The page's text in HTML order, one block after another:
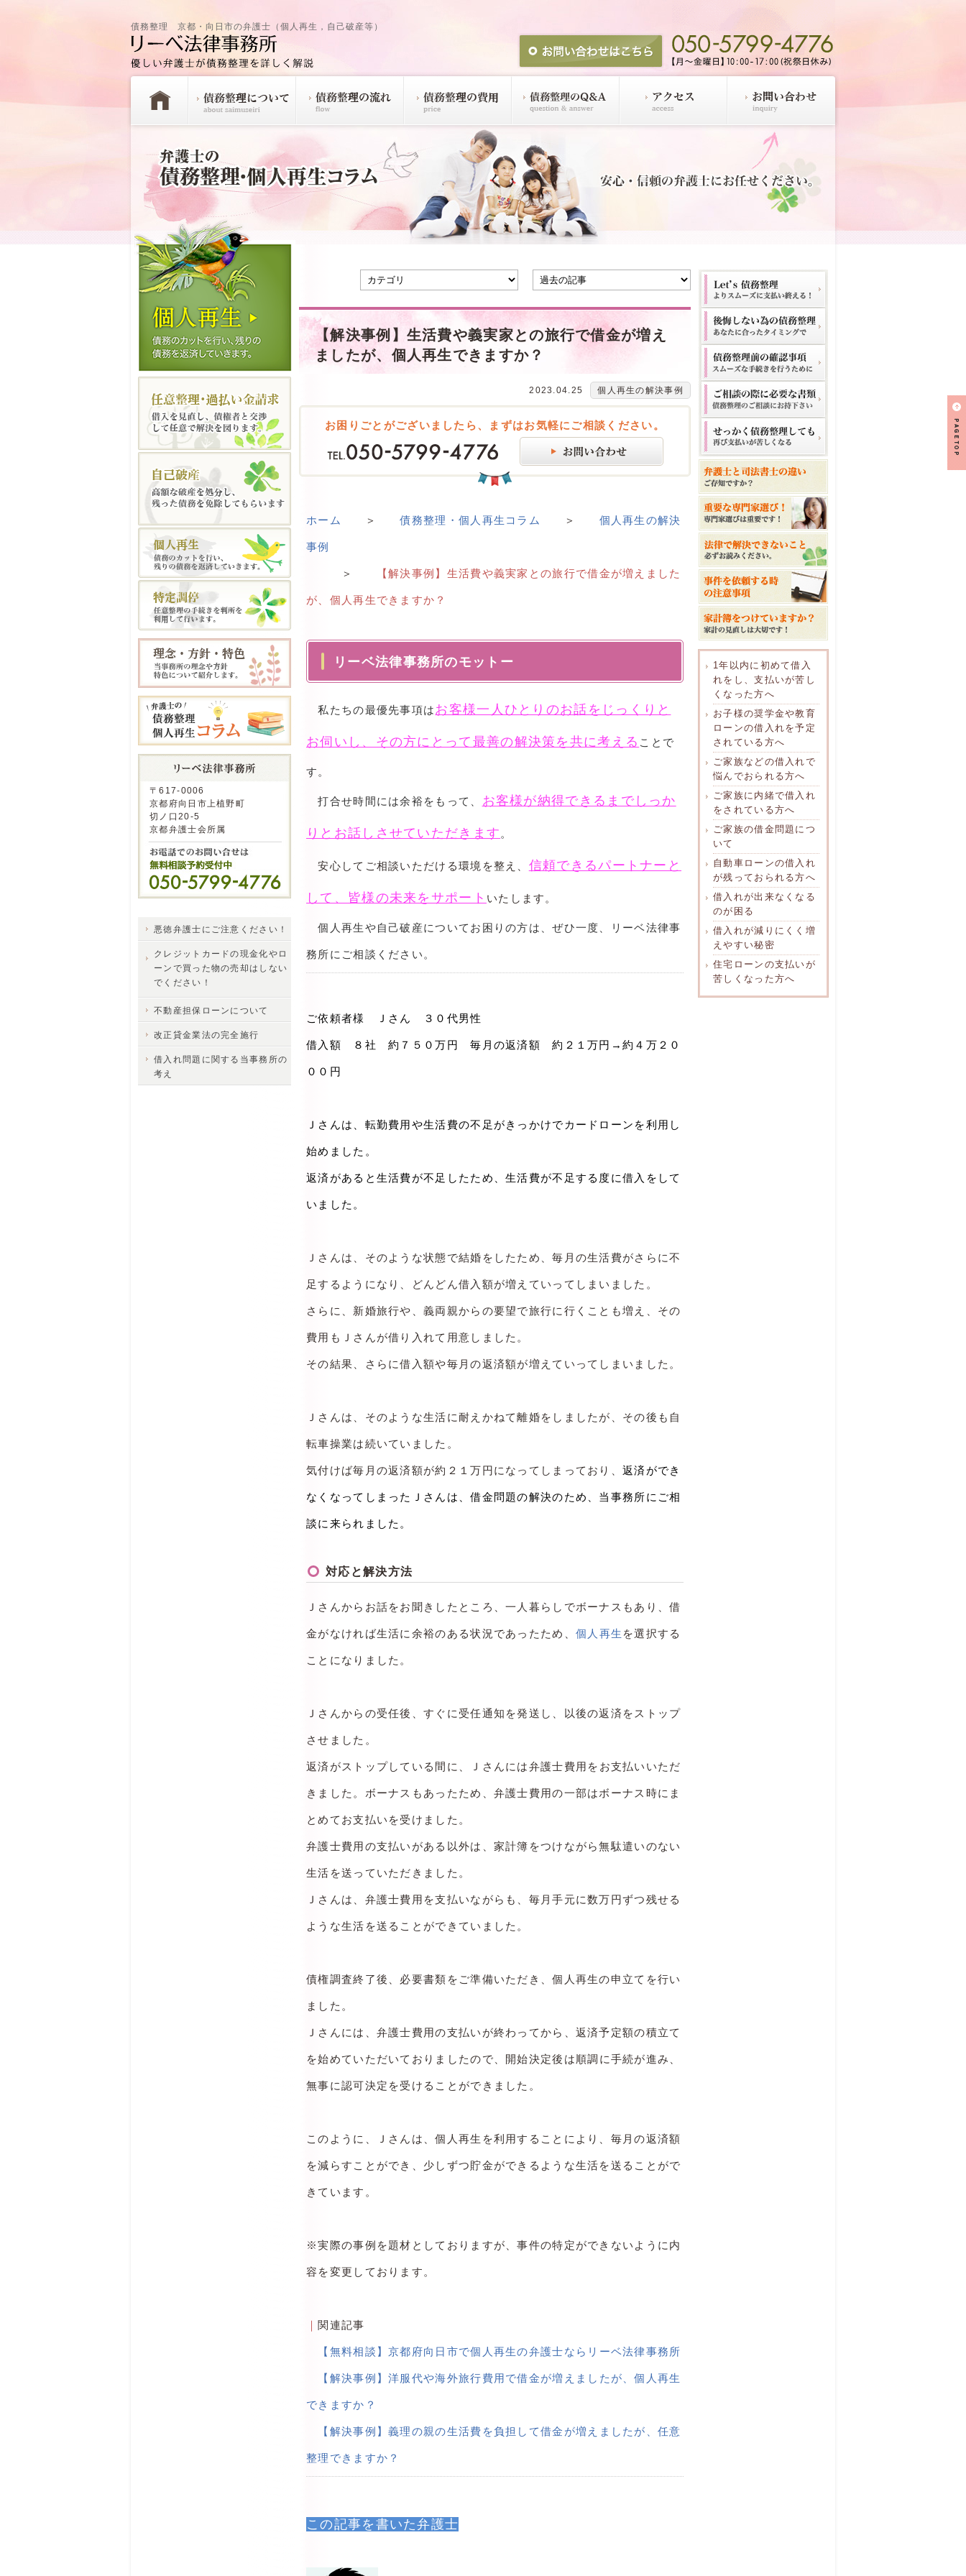
債務整理 京都・向日市の弁護士（個人再生，自己破産等）
〒617-0006
京都府向日市上植野町
切ノ口20-5
京都弁護士会所属
悪徳弁護士にご注意ください！
クレジットカードの現金化やロ
ーンで買った物の売却はしない
でください！
不動産担保ローンについて
改正貸金業法の完全施行
借入れ問題に関する当事務所の
考え
【解決事例】生活費や義実家との旅行で借金が増え
ましたが、個人再生できますか？
2023.04.25 個人再生の解決事例
お困りごとがございましたら、まずはお気軽にご相談ください。
ホーム ＞債務整理・個人再生コラム ＞ 個人再生の解決
事例
＞ 【解決事例】生活費や義実家との旅行で借金が増えました
が、個人再生できますか？
リーベ法律事務所のモットー
私たちの最優先事項はお客様一人ひとりのお話をじっくりと
お伺いし、その方にとって最善の解決策を共に考える ことで
す。
打合せ時間には余裕をもって、 お客様が納得できるまでしっか
りとお話しさせていただきます 。
安心してご相談いただける環境を整え、 信頼できるパートナーと
して、皆様の未来をサポート いたします。
個人再生や自己破産についてお困りの方は、ぜひ一度、リーベ法律事
務所にご相談ください。
ご依頼者様 Ｊさん ３０代男性
借入額 ８社 約７５０万円 毎月の返済額 約２１万円→約４万２０
００円
Ｊさんは、転勤費用や生活費の不足がきっかけでカードローンを利用し
始めました。
返済があると生活費が不足したため、生活費が不足する度に借入をして
いました。
Ｊさんは、そのような状態で結婚をしたため、毎月の生活費がさらに不
足するようになり、どんどん借入額が増えていってしまいました。
さらに、新婚旅行や、義両親からの要望で旅行に行くことも増え、その
費用もＪさんが借り入れて用意しました。
その結果、さらに借入額や毎月の返済額が増えていってしまいました。
Ｊさんは、そのような生活に耐えかねて離婚をしましたが、その後も自
転車操業は続いていました。
気付けば毎月の返済額が約２１万円になってしまっており、返済ができ
なくなってしまったＪさんは、借金問題の解決のため、当事務所にご相
談に来られました。
対応と解決方法
Ｊさんからお話をお聞きしたところ、一人暮らしでボーナスもあり、借
金がなければ生活に余裕のある状況であったため、 個人再生 を選択する
ことになりました。
Ｊさんからの受任後、すぐに受任通知を発送し、以後の返済をストップ
させました。
返済がストップしている間に、Ｊさ んには弁護士費用をお支払いいただ
きました。ボーナスもあったため、弁護士費用の一部はボーナス時にま
とめてお支払いを受けました。
弁護士費用の支払いがある以外は、家計簿をつけながら無駄遣いのない
生活を送っていただきました。
Ｊさんは、弁護士費用を支払いながらも、毎月手元に数万円ずつ残せる
ような生活を送ることができていました。
債権調査終了後、必要書類をご準備いただき、個人再生の申立てを行い
ました。
Ｊさんには、弁護士費用の支払いが終わってから、返済予定額の積立て
を始めていただいておりましたので、 開始決定後は順調に手続が進み、
無事に認可決定を受けることができました。
このように、Ｊさんは、個人再生を利用することにより、毎月の返済額
を減らすことができ、少しずつ貯金ができるような生活を送ることがで
きています。
※実際の事例を題材としておりますが、事件の特定ができないように内
容を変更しております。
｜ 関連記事
【無料相談】京都府向日市で個人再生の弁護士ならリーベ法律事務所
【解決事例】洋服代や海外旅行費用で借金が増えましたが、個人再生
できますか？
【解決事例】義理の親の生活費を負担して借金が増えましたが、任意
整理できますか？
この記事を書いた弁護士
1年以内に初めて借入
れをし、支払いが苦し
くなった方へ
お子様の奨学金や教育
ローンの借入れを予定
されている方へ
ご家族などの借入れで
悩んでおられる方へ
ご家族に内緒で借入れ
をされている方へ
ご家族の借金問題につ
いて
自動車ローンの借入れ
が残っておられる方へ
借入れが出来なくなる
のが困る
借入れが減りにくく増
えやすい秘密
住宅ローンの支払いが
苦しくなった方へ